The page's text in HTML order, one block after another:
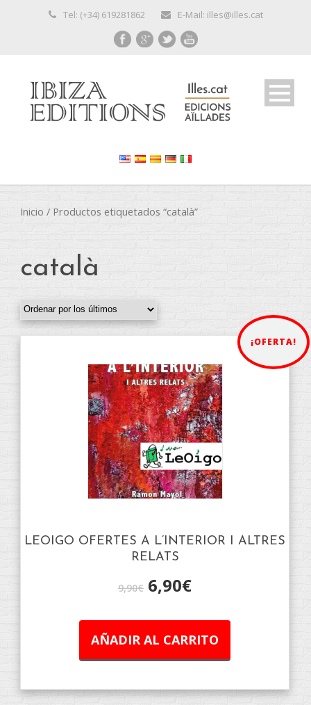
Tel: (+34) 619281862 E-Mail: illes@illes.cat
Inicio / Productos etiquetados “català”
català
¡OFERTA!
LEOIGO OFERTES A L’INTERIOR I ALTRES
RELATS
9,90€ 6,90€
AÑADIR AL CARRITO